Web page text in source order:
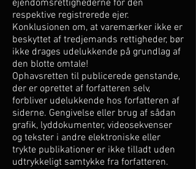
ejendomsrettighederne for den
respektive registrerede ejer.
Konklusionen om, at varemærker ikke er
beskyttet af tredjemands rettigheder, bør
ikke drages udelukkende på grundlag af
den blotte omtale!
Ophavsretten til publicerede genstande,
der er oprettet af forfatteren selv,
forbliver udelukkende hos forfatteren af
siderne. Gengivelse eller brug af sådan
grafik, lyddokumenter, videosekvenser
og tekster i andre elektroniske eller
trykte publikationer er ikke tilladt uden
udtrykkeligt samtykke fra forfatteren.